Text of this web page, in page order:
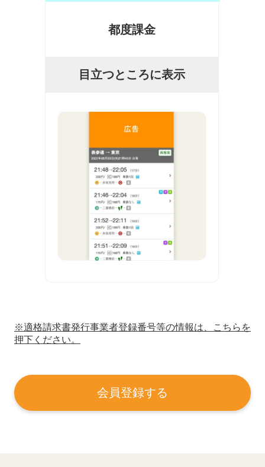
都度課金
目立つところに表示
※適格請求書発行事業者登録番号等の情報は、こちらを
押下ください。
会員登録する